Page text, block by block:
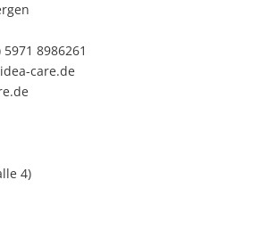
8986261
care.de
4)